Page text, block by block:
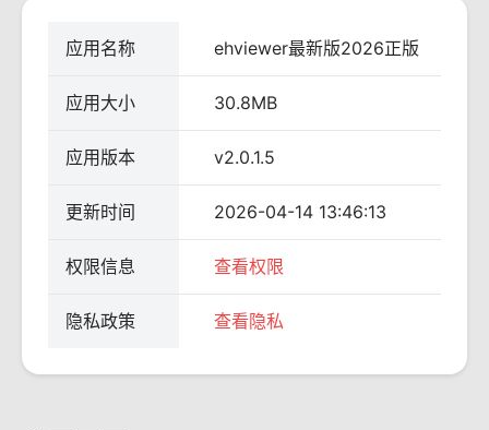
应用名称 ehviewer最新版2026正版
应用大小 30.8MB
应用版本 v2.0.1.5
更新时间 2026-04-14 13:46:13
权限信息 查看权限
隐私政策 查看隐私